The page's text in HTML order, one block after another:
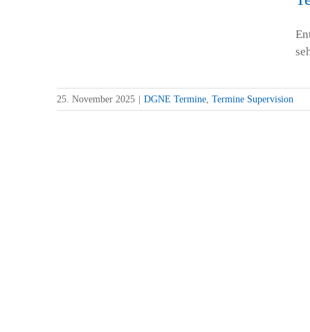
25. November 2025 DGNE Termine, Termine Supervision